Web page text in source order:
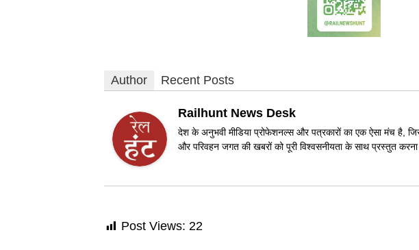
Author Recent Posts
Railhunt News Desk
देश के अनुभवी मीडिया प्रोफेशनल्स और पत्रकारों का एक ऐसा मंच है,
और परिवहन जगत की खबरों को पूरी विश्वसनीयता के साथ प्रस्तुत
Post Views: 22